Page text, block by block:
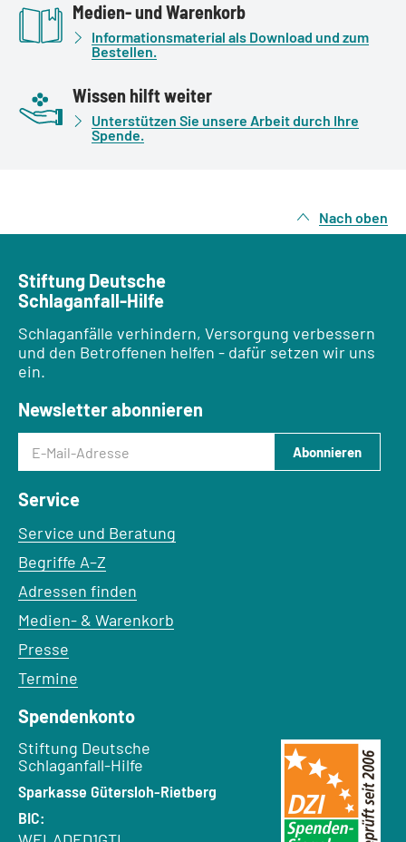
Medien- und Warenkorb
Informationsmaterial als Download und zum
Bestellen.
Wissen hilft weiter
Unterstützen Sie unsere Arbeit durch Ihre
Spende.
Nach oben
Stiftung Deutsche
Schlaganfall-Hilfe
Schlaganfälle verhindern, Versorgung verbessern
und den Betroffenen helfen - dafür setzen wir uns
ein.
Newsletter abonnieren
E-Mail-Adresse
Abonnieren
Service
Service und Beratung
Begriffe A–Z
Adressen finden
Medien- & Warenkorb
Presse
Termine
Spendenkonto
Empfänger:
Stiftung Deutsche
Schlaganfall-Hilfe
Bank:
Sparkasse Gütersloh-Rietberg
BIC: